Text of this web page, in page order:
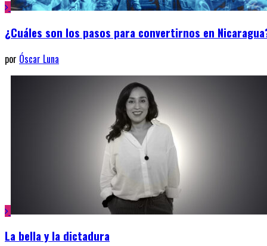
¿Cuáles son los pasos para convertirnos en
por Óscar Luna
La bella y la dictadura